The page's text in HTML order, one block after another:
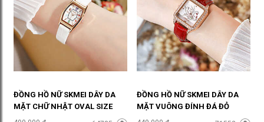
ĐỒNG HỒ NỮ SKMEI DÂY DA
MẶT CHỮ NHẬT OVAL SIZE
NHỎ TRẮNG SANG CHẢNH
ĐỒNG HỒ NỮ SKMEI DÂY DA
MẶT VUÔNG ĐÍNH ĐÁ ĐỎ
QUYẾN RŨ ĐHĐ36905